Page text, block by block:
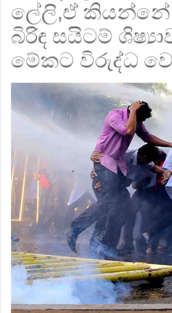
ලේලි,ඒ කියන්නේ
බිරිඳ සයිටම්
මේකට විරුද්ධ